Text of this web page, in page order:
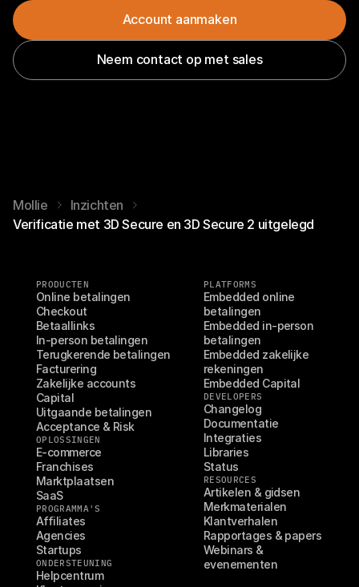
Account aanmaken
Neem contact op met sales
Mollie
Inzichten
Verificatie met 3D Secure en 3D Secure 2 uitgelegd
PRODUCTEN
Online betalingen
Checkout
Betaallinks
In-person betalingen
Terugkerende betalingen
Facturering
Zakelijke accounts
Capital
Uitgaande betalingen
Acceptance & Risk
OPLOSSINGEN
E-commerce
Franchises
Marktplaatsen
SaaS
PROGRAMMA'S
Affiliates
Agencies
Startups
ONDERSTEUNING
Helpcentrum
PLATFORMS
Embedded online
betalingen
Embedded in-person
betalingen
Embedded zakelijke
rekeningen
Embedded Capital
DEVELOPERS
Changelog
Documentatie
Integraties
Libraries
Status
RESOURCES
Artikelen & gidsen
Merkmaterialen
Klantverhalen
Rapportages & papers
Webinars &
evenementen